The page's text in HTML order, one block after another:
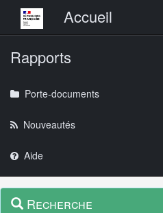
Menu principalAccueil
Rapports
Porte-documents
Nouveautés
Aide
Navigation
Menu
contextuel
Recherche